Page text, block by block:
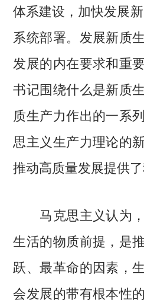
体系建设，加快发展
系统部署。发展新质
发展的内在要求和重
书记围绕什么是新质
质生产力作出的一系
思主义生产力理论的
推动高质量发展提供了
马克思主义认为，
生活的物质前提，是
跃、最革命的因素，
会发展的带有根本性